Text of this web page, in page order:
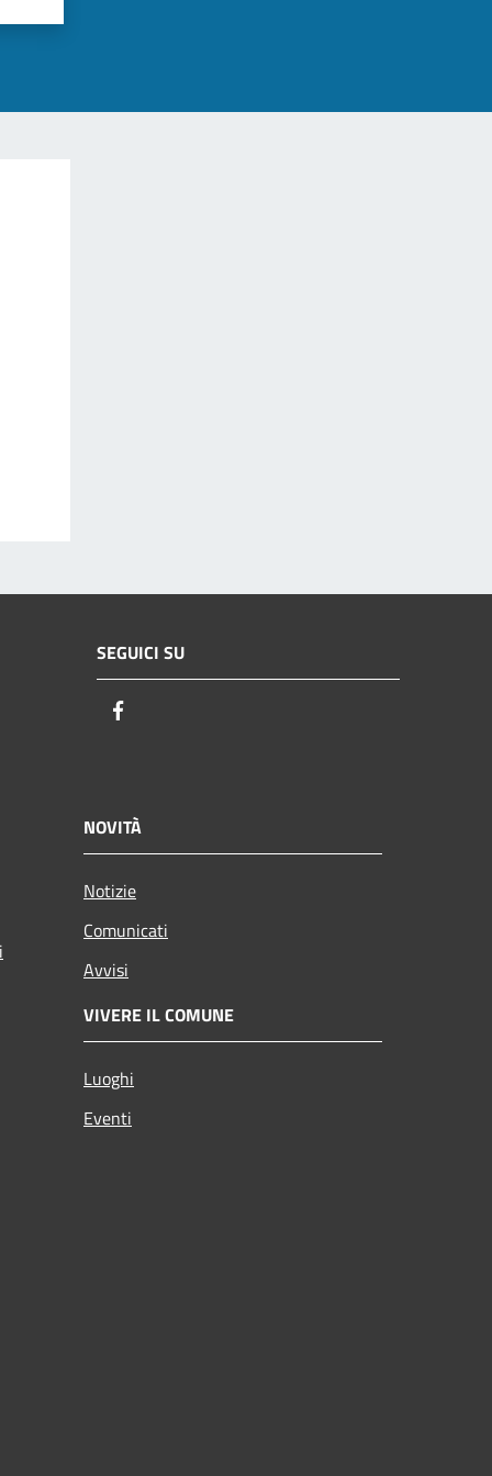
SEGUICI SU
NOVITÀ
Notizie
Comunicati
Avvisi
VIVERE IL COMUNE
Luoghi
Eventi